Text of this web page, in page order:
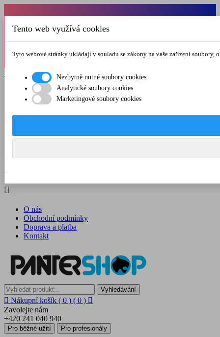
Od 1.7.-31.8.2026 budeme mít v pátek
zkrácenou provozní dobu do 12.00 hod. Přejeme
Registrovat  Přihlásit se
O nás
Kontakt
Menu  

O nás
Obchodní podmínky
Doprava a platba
Kontakt
Vyhledávání
 Nákupní košík ( 0 ) ( 0 ) 
Zavolejte nám
+420 241 040 940
Pro běžné užití Pro profesionály
Tento web využívá cookies
Tyto webové stránky ukládají v souladu se zákony na vaše zařízení
Nezbytně nutné soubory cookies
Analytické soubory cookies
Marketingové soubory cookies